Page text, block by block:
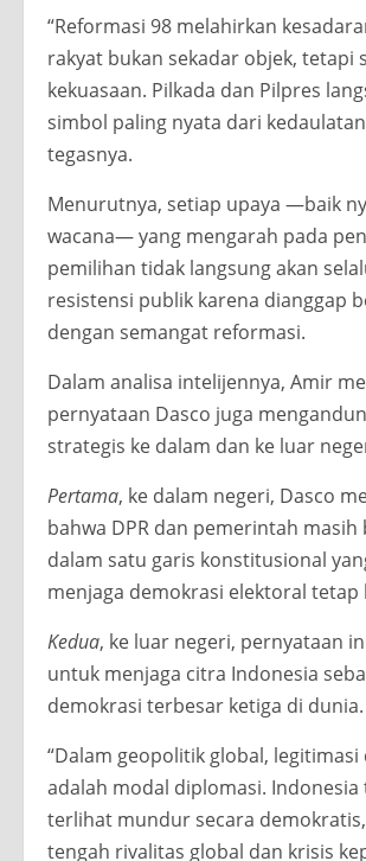
“Reformasi 98 melahirkan
rakyat bukan sekadar objek, tetapi
kekuasaan. Pilkada dan Pilpres
simbol paling nyata dari
tegasnya.
Menurutnya, setiap upaya —baik
wacana— yang mengarah pada
pemilihan tidak langsung akan
resistensi publik karena dianggap
dengan semangat reformasi.
Dalam analisa intelijennya, Amir
pernyataan Dasco juga
strategis ke dalam dan ke luar
Pertama, ke dalam negeri, Dasco
bahwa DPR dan pemerintah masih
dalam satu garis konstitusional
menjaga demokrasi elektoral tetap
Kedua, ke luar negeri, pernyataan
untuk menjaga citra Indonesia
demokrasi terbesar ketiga di dunia.
“Dalam geopolitik global, legitimasi
adalah modal diplomasi. Indonesia
terlihat mundur secara
tengah rivalitas global dan krisis